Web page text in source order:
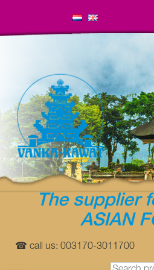
The supplier
ASIAN
☎ call us: 003170-3011700